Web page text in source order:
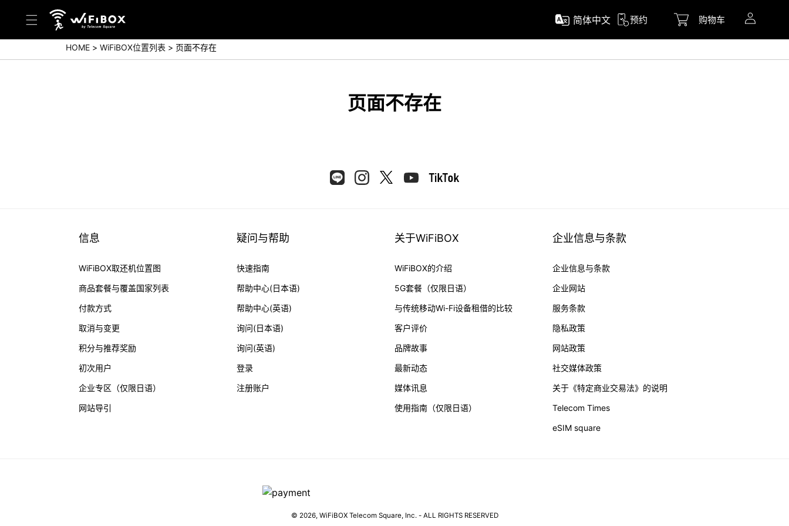
帮助／询问
简体中文 预约 购物车
HOME WiFiBOX位置列表 页面不存在
页面不存在
信息
WiFiBOX取还机位置图
商品套餐与覆盖国家列表
付款方式
取消与变更
积分与推荐奖励
初次用户
企业专区（仅限日语）
网站导引
疑问与帮助
快速指南
帮助中心(日本语)
帮助中心(英语)
询问(日本语)
询问(英语)
登录
注册账户
关于WiFiBOX
WiFiBOX的介绍
5G套餐（仅限日语）
与传统移动Wi-Fi设备租借的比较
客户评价
品牌故事
最新动态
媒体讯息
使用指南（仅限日语）
企业信息与条款
企业信息与条款
企业网站
服务条款
隐私政策
网站政策
社交媒体政策
关于《特定商业交易法》的说明
Telecom Times
eSIM square
© 2026, WiFiBOXTelecom Square, Inc. - ALL RIGHTS RESERVED